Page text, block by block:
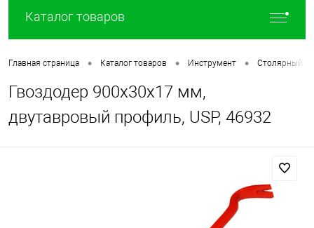
Каталог товаров
Главная страница • Каталог товаров • Инструмент • Столярный и
Гвоздодер 900х30х17 мм,
двутавровый профиль, USP, 46932